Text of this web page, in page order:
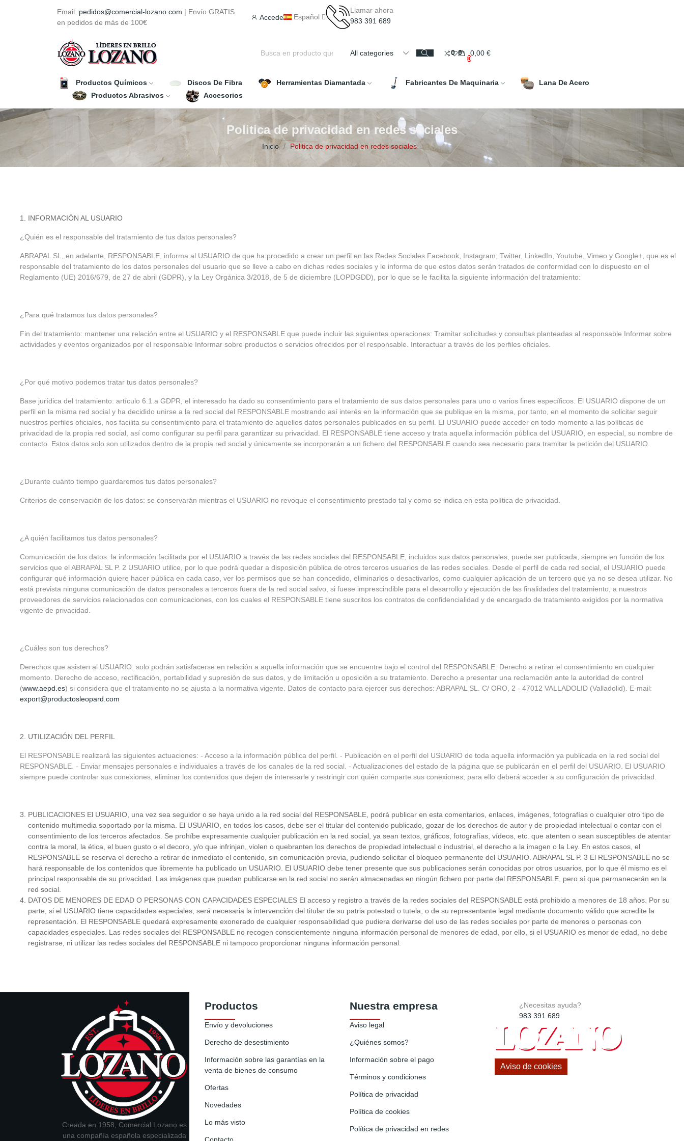
Email: pedidos@comercial-lozano.com | Envío GRATIS
en pedidos de más de 100€
Accede Español
Llamar ahora
983 391 689
All categories 0 0 0,00 €
0
Productos Químicos Discos De Fibra Herramientas Diamantada Fabricantes De Maquinaria
Lana De Acero
Productos Abrasivos
Accesorios
Politica de privacidad en redes sociales
Inicio Politica de privacidad en redes sociales
INFORMACIÓN AL USUARIO
¿Quién es el responsable del tratamiento de tus datos personales?
ABRAPAL SL, en adelante, RESPONSABLE, informa al USUARIO de que ha procedido a crear un perfil en las Redes Sociales Facebook, Instagram, Twitter, LinkedIn, Youtube, Vimeo y Google+, que es el
responsable del tratamiento de los datos personales del usuario que se lleve a cabo en dichas redes sociales y le informa de que estos datos serán tratados de conformidad con lo dispuesto en el
Reglamento (UE) 2016/679, de 27 de abril (GDPR), y la Ley Orgánica 3/2018, de 5 de diciembre (LOPDGDD), por lo que se le facilita la siguiente información del tratamiento:
¿Para qué tratamos tus datos personales?
Fin del tratamiento: mantener una relación entre el USUARIO y el RESPONSABLE que puede incluir las siguientes operaciones: Tramitar solicitudes y consultas planteadas al responsable Informar sobre
actividades y eventos organizados por el responsable Informar sobre productos o servicios ofrecidos por el responsable. Interactuar a través de los perfiles oficiales.
¿Por qué motivo podemos tratar tus datos personales?
Base jurídica del tratamiento: artículo 6.1.a GDPR, el interesado ha dado su consentimiento para el tratamiento de sus datos personales para uno o varios fines específicos. El USUARIO dispone de un
perfil en la misma red social y ha decidido unirse a la red social del RESPONSABLE mostrando así interés en la información que se publique en la misma, por tanto, en el momento de solicitar seguir
nuestros perfiles oficiales, nos facilita su consentimiento para el tratamiento de aquellos datos personales publicados en su perfil. El USUARIO puede acceder en todo momento a las políticas de
privacidad de la propia red social, así como configurar su perfil para garantizar su privacidad. El RESPONSABLE tiene acceso y trata aquella información pública del USUARIO, en especial, su nombre de
contacto. Estos datos solo son utilizados dentro de la propia red social y únicamente se incorporarán a un fichero del RESPONSABLE cuando sea necesario para tramitar la petición del USUARIO.
¿Durante cuánto tiempo guardaremos tus datos personales?
Criterios de conservación de los datos: se conservarán mientras el USUARIO no revoque el consentimiento prestado tal y como se indica en esta política de privacidad.
¿A quién facilitamos tus datos personales?
Comunicación de los datos: la información facilitada por el USUARIO a través de las redes sociales del RESPONSABLE, incluidos sus datos personales, puede ser publicada, siempre en función de los
servicios que el ABRAPAL SL P. 2 USUARIO utilice, por lo que podrá quedar a disposición pública de otros terceros usuarios de las redes sociales. Desde el perfil de cada red social, el USUARIO puede
configurar qué información quiere hacer pública en cada caso, ver los permisos que se han concedido, eliminarlos o desactivarlos, como cualquier aplicación de un tercero que ya no se desea utilizar. No
está prevista ninguna comunicación de datos personales a terceros fuera de la red social salvo, si fuese imprescindible para el desarrollo y ejecución de las finalidades del tratamiento, a nuestros
proveedores de servicios relacionados con comunicaciones, con los cuales el RESPONSABLE tiene suscritos los contratos de confidencialidad y de encargado de tratamiento exigidos por la normativa
vigente de privacidad.
¿Cuáles son tus derechos?
Derechos que asisten al USUARIO: solo podrán satisfacerse en relación a aquella información que se encuentre bajo el control del RESPONSABLE. Derecho a retirar el consentimiento en cualquier
momento. Derecho de acceso, rectificación, portabilidad y supresión de sus datos, y de limitación u oposición a su tratamiento. Derecho a presentar una reclamación ante la autoridad de control
(www.aepd.es) si considera que el tratamiento no se ajusta a la normativa vigente. Datos de contacto para ejercer sus derechos: ABRAPAL SL. C/ ORO, 2 - 47012 VALLADOLID (Valladolid). E-mail:
export@productosleopard.com
UTILIZACIÓN DEL PERFIL
El RESPONSABLE realizará las siguientes actuaciones: - Acceso a la información pública del perfil. - Publicación en el perfil del USUARIO de toda aquella información ya publicada en la red social del
RESPONSABLE. - Enviar mensajes personales e individuales a través de los canales de la red social. - Actualizaciones del estado de la página que se publicarán en el perfil del USUARIO. El USUARIO
siempre puede controlar sus conexiones, eliminar los contenidos que dejen de interesarle y restringir con quién comparte sus conexiones; para ello deberá acceder a su configuración de privacidad.
PUBLICACIONES El USUARIO, una vez sea seguidor o se haya unido a la red social del RESPONSABLE, podrá publicar en esta comentarios, enlaces, imágenes, fotografías o cualquier otro tipo de
contenido multimedia soportado por la misma. El USUARIO, en todos los casos, debe ser el titular del contenido publicado, gozar de los derechos de autor y de propiedad intelectual o contar con el
consentimiento de los terceros afectados. Se prohíbe expresamente cualquier publicación en la red social, ya sean textos, gráficos, fotografías, vídeos, etc. que atenten o sean susceptibles de atentar
contra la moral, la ética, el buen gusto o el decoro, y/o que infrinjan, violen o quebranten los derechos de propiedad intelectual o industrial, el derecho a la imagen o la Ley. En estos casos, el
RESPONSABLE se reserva el derecho a retirar de inmediato el contenido, sin comunicación previa, pudiendo solicitar el bloqueo permanente del USUARIO. ABRAPAL SL P. 3 El RESPONSABLE no se
hará responsable de los contenidos que libremente ha publicado un USUARIO. El USUARIO debe tener presente que sus publicaciones serán conocidas por otros usuarios, por lo que él mismo es el
principal responsable de su privacidad. Las imágenes que puedan publicarse en la red social no serán almacenadas en ningún fichero por parte del RESPONSABLE, pero sí que permanecerán en la
red social.
DATOS DE MENORES DE EDAD O PERSONAS CON CAPACIDADES ESPECIALES El acceso y registro a través de la redes sociales del RESPONSABLE está prohibido a menores de 18 años. Por su
parte, si el USUARIO tiene capacidades especiales, será necesaria la intervención del titular de su patria potestad o tutela, o de su representante legal mediante documento válido que acredite la
representación. El RESPONSABLE quedará expresamente exonerado de cualquier responsabilidad que pudiera derivarse del uso de las redes sociales por parte de menores o personas con
capacidades especiales. Las redes sociales del RESPONSABLE no recogen conscientemente ninguna información personal de menores de edad, por ello, si el USUARIO es menor de edad, no debe
registrarse, ni utilizar las redes sociales del RESPONSABLE ni tampoco proporcionar ninguna información personal.
Creada en 1958, Comercial Lozano es
una compañía española especializada
Productos
Envío y devoluciones
Derecho de desestimiento
Información sobre las garantías en la
venta de bienes de consumo
Ofertas
Novedades
Lo más visto
Nuestra empresa
Aviso legal
¿Quiénes somos?
Información sobre el pago
Términos y condiciones
Política de privacidad
Política de cookies
Política de privacidad en redes
¿Necesitas ayuda?
983 391 689
Aviso de cookies